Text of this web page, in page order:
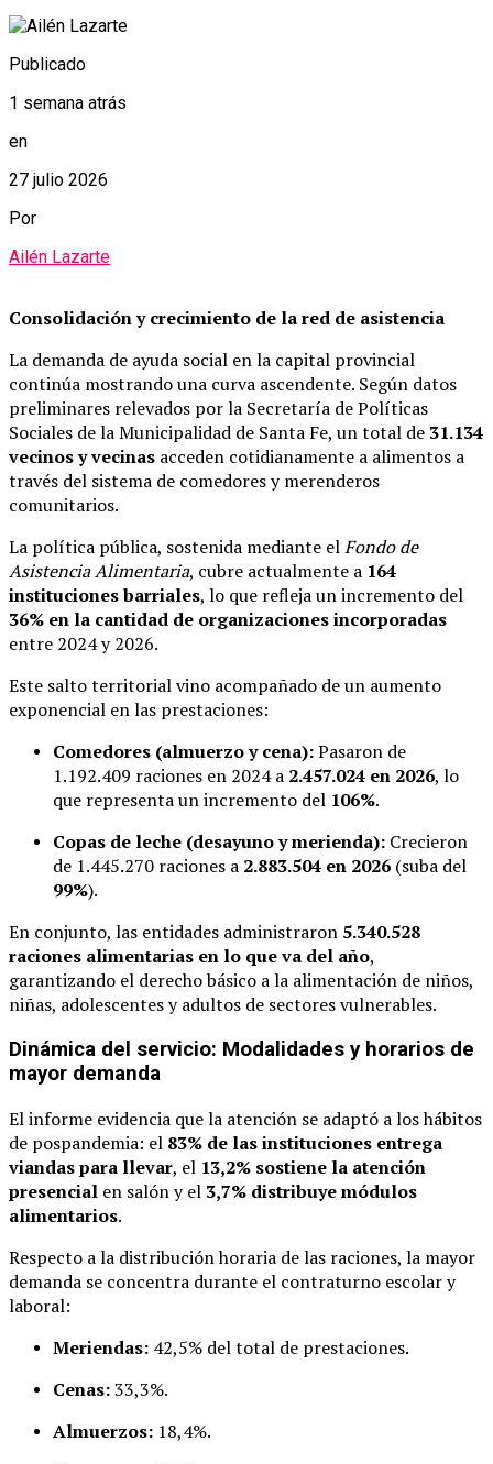
Publicado
1 semana atrás
en
27 julio 2026
Por
Ailén Lazarte
Consolidación y crecimiento de la red de asistencia
La demanda de ayuda social en la capital provincial
continúa mostrando una curva ascendente. Según datos
preliminares relevados por la Secretaría de Políticas
Sociales de la Municipalidad de Santa Fe, un total de 31.134
vecinos y vecinas acceden cotidianamente a alimentos a
través del sistema de comedores y merenderos
comunitarios.
La política pública, sostenida mediante elFondo de
Asistencia Alimentaria, cubre actualmente a 164
instituciones barriales, lo que refleja un incremento del
36% en la cantidad de organizaciones incorporadas
entre 2024 y 2026.
Este salto territorial vino acompañado de un aumento
exponencial en las prestaciones:
Comedores (almuerzo y cena):Pasaron de
1.192.409 raciones en 2024 a 2.457.024 en 2026, lo
que representa un incremento del 106%.
Copas de leche (desayuno y merienda): Crecieron
de 1.445.270 raciones a 2.883.504 en 2026 (suba del
99%).
En conjunto, las entidades administraron 5.340.528
raciones alimentarias en lo que va del año,
garantizando el derecho básico a la alimentación de niños,
niñas, adolescentes y adultos de sectores vulnerables.
Dinámica del servicio: Modalidades y horarios de
mayor demanda
El informe evidencia que la atención se adaptó a los hábitos
de pospandemia: el 83% de las instituciones entrega
viandas para llevar, el 13,2% sostiene la atención
presencial en salón y el 3,7% distribuye módulos
alimentarios.
Respecto a la distribución horaria de las raciones, la mayor
demanda se concentra durante el contraturno escolar y
laboral:
Meriendas: 42,5% del total de prestaciones.
Cenas:33,3%.
Almuerzos: 18,4%.